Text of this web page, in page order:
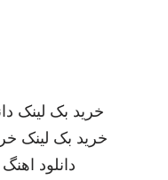
خرید بک لینک
خرید بک لینک
دانلود اهنگ